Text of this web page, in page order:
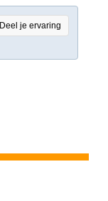
Deel je ervaring